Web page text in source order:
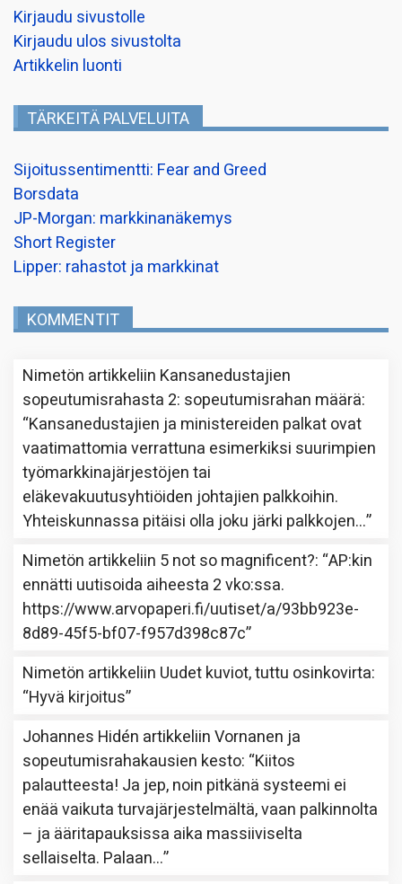
Kirjaudu sivustolle
Kirjaudu ulos sivustolta
Artikkelin luonti
TÄRKEITÄ PALVELUITA
Sijoitussentimentti: Fear and Greed
Borsdata
JP-Morgan: markkinanäkemys
Short Register
Lipper: rahastot ja markkinat
KOMMENTIT
Nimetön artikkeliin Kansanedustajien
sopeutumisrahasta 2: sopeutumisrahan määrä:
“Kansanedustajien ja ministereiden palkat ovat
vaatimattomia verrattuna esimerkiksi suurimpien
työmarkkinajärjestöjen tai
eläkevakuutusyhtiöiden johtajien palkkoihin.
Yhteiskunnassa pitäisi olla joku järki palkkojen…”
Nimetön artikkeliin 5 not so magnificent?: “AP:kin
ennätti uutisoida aiheesta 2 vko:ssa.
https://www.arvopaperi.fi/uutiset/a/93bb923e-
8d89-45f5-bf07-f957d398c87c”
Nimetön artikkeliin Uudet kuviot, tuttu osinkovirta:
“Hyvä kirjoitus”
Johannes Hidén artikkeliinVornanen ja
sopeutumisrahakausien kesto: “Kiitos
palautteesta! Ja jep, noin pitkänä systeemi ei
enää vaikuta turvajärjestelmältä, vaan palkinnolta
– ja ääritapauksissa aika massiiviselta
sellaiselta. Palaan…”